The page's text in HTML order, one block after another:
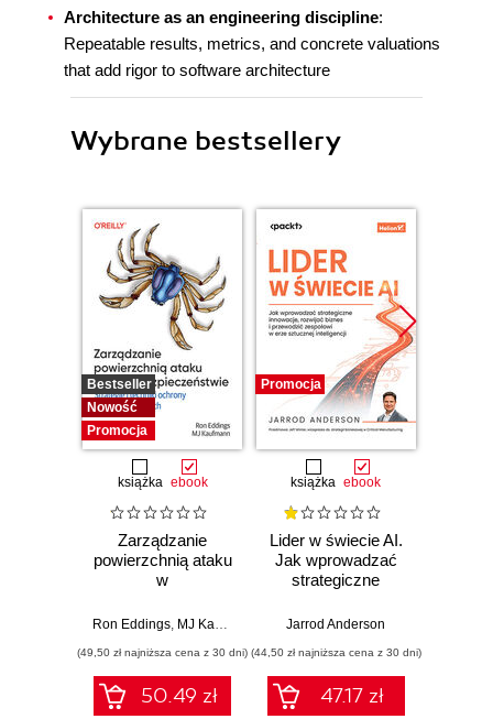
Architecture as an engineering discipline:
Repeatable results, metrics, and concrete valuations
that add rigor to software architecture
Wybrane bestsellery
Bestseller
Nowość
Promocja
książka ebook
Zarządzanie
powierzchnią ataku
w
Strategie i techniki
cyfrowych
Ron Eddings, MJ Kaufmann
(49,50 zł najniższa cena z 30 dni)
50.49 zł
Promocja
książka ebook
Lider w świecie AI.
Jak wprowadzać
strategiczne
biznes i
zespołowi w erze
sztucznej
inteligencji
Jarrod Anderson
(44,50 zł najniższa cena z 30 dni)
47.17 zł